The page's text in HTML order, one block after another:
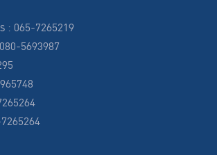
: 065-7265219
5693987